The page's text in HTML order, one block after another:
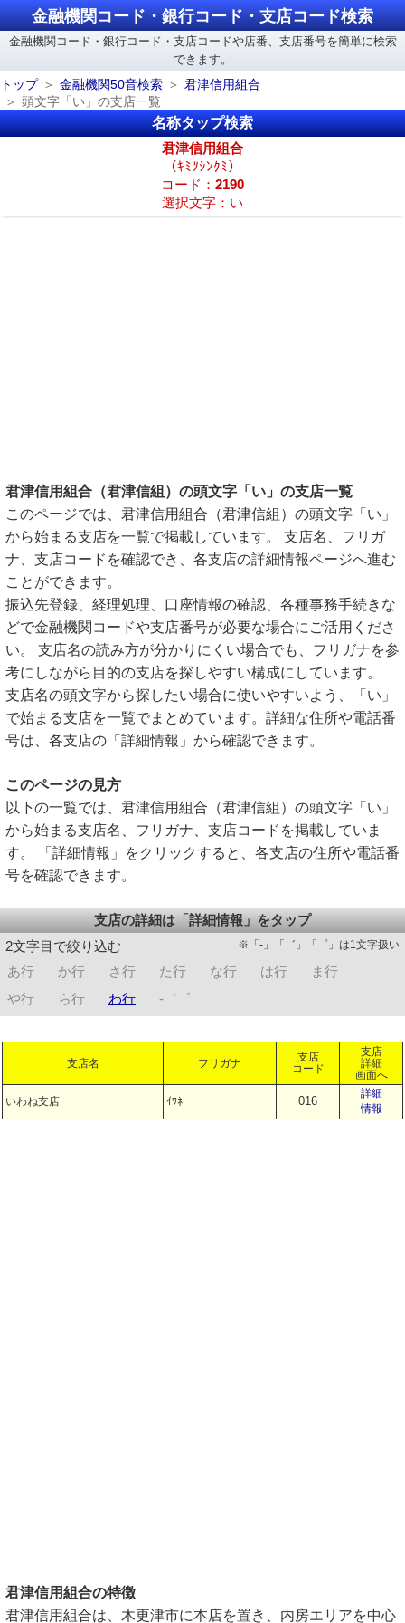
金融機関コード・銀行コード・支店コード検索
金融機関コード・銀行コード・支店コードや店番、支店番号を簡単に検索
できます。
トップ
金融機関50音検索
君津信用組合
頭文字「い」の支店一覧
名称タップ検索
君津信用組合
（ｷﾐﾂｼﾝｸﾐ）
コード： 2190
選択文字：い
君津信用組合（君津信組）の頭文字「い」の支店一覧
このページでは、君津信用組合（君津信組）の頭文字「い」
から始まる支店を一覧で掲載しています。 支店名、フリガ
ナ、支店コードを確認でき、各支店の詳細情報ページへ進む
ことができます。
振込先登録、経理処理、口座情報の確認、各種事務手続きな
どで金融機関コードや支店番号が必要な場合にご活用くださ
い。 支店名の読み方が分かりにくい場合でも、フリガナを参
考にしながら目的の支店を探しやすい構成にしています。
支店名の頭文字から探したい場合に使いやすいよう、「い」
で始まる支店を一覧でまとめています。詳細な住所や電話番
号は、各支店の「詳細情報」から確認できます。
このページの見方
以下の一覧では、君津信用組合（君津信組）の頭文字「い」
から始まる支店名、フリガナ、支店コードを掲載していま
す。 「詳細情報」をクリックすると、各支店の住所や電話番
号を確認できます。
支店の詳細は「詳細情報」をタップ
2文字目で絞り込む
※「-」「゛」「゜」は1文字扱い
あ行 か行 さ行 た行 な行 は行
ま行
や行
ら行 わ行 -゛゜
支店名 フリガナ
支店
コード
支店
詳細
画面へ
いわね支店 ｲﾜﾈ 016
詳細
情報
君津信用組合の特徴
君津信用組合は、木更津市に本店を置き、内房エリアを中心